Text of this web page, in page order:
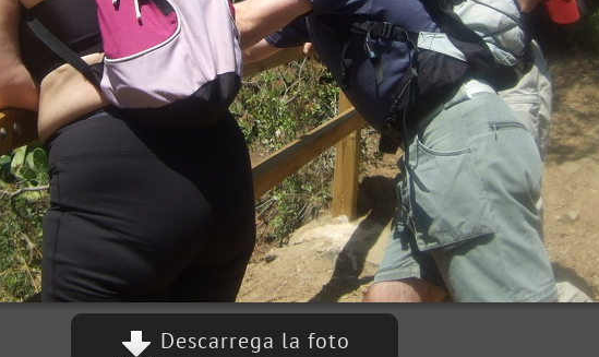
Descarrega la foto